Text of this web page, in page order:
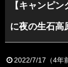
【キャンピ
に夜の生石高
2022/7/17 （4年